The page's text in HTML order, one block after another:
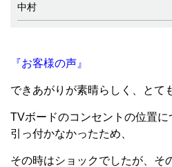
中村
『お客様の声』
できあがりが素晴らしく、とて
TVボードのコンセントの位置
引っ付かなかったため、
その時はショックでしたが、そ